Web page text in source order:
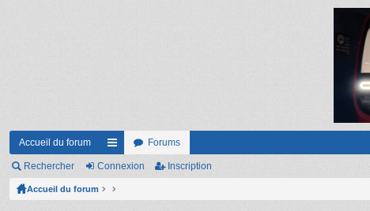
Accueil du forum
ac
co
Forums
Rechercher Connexion Inscription
Accueil du forum